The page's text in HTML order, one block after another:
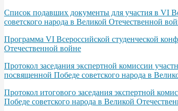
Список подавших документы для участия в VI
советского народа в Великой Отечественной
Программа VІ Всероссийской студенческой
Отечественной войне
Протокол заседания экспертной комиссии
посвященной Победе советского народа в
Протокол итогового заседания экспертной
Победе советского народа в Великой